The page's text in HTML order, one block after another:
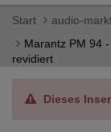
Start
audio-
Marantz PM 94
revidiert
Dieses